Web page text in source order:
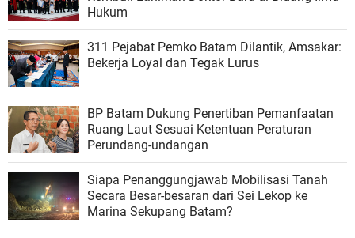
Hukum
311 Pejabat Pemko Batam Dilantik, Amsakar:
Bekerja Loyal dan Tegak Lurus
BP Batam Dukung Penertiban Pemanfaatan
Ruang Laut Sesuai Ketentuan Peraturan
Perundang-undangan
Siapa Penanggungjawab Mobilisasi Tanah
Secara Besar-besaran dari Sei Lekop ke
Marina Sekupang Batam?